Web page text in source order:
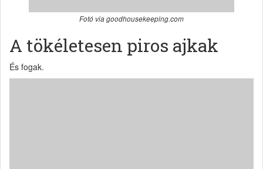
Fotó via goodhousekeeping.com
A tökéletesen piros ajkak
És fogak.